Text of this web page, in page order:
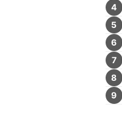
4
5
6
7
8
9